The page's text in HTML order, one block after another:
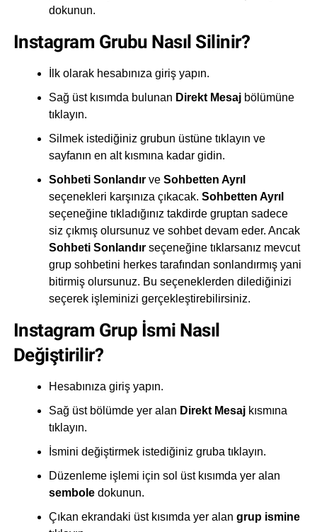
dokunun.
Instagram Grubu Nasıl Silinir?
İlk olarak hesabınıza giriş yapın.
Sağ üst kısımda bulunan Direkt Mesajbölümüne
tıklayın.
Silmek istediğiniz grubun üstüne tıklayın ve
sayfanın en alt kısmına kadar gidin.
Sohbeti Sonlandırve Sohbetten Ayrıl
seçenekleri karşınıza çıkacak. Sohbetten Ayrıl
seçeneğine tıkladığınız takdirde gruptan sadece
siz çıkmış olursunuz ve sohbet devam eder. Ancak
Sohbeti Sonlandırseçeneğine tıklarsanız mevcut
grup sohbetini herkes tarafından sonlandırmış yani
bitirmiş olursunuz. Bu seçeneklerden dilediğinizi
seçerek işleminizi gerçekleştirebilirsiniz.
Instagram Grup İsmi Nasıl
Değiştirilir?
Hesabınıza giriş yapın.
Sağ üst bölümde yer alan Direkt Mesajkısmına
tıklayın.
İsmini değiştirmek istediğiniz gruba tıklayın.
Düzenleme işlemi için sol üst kısımda yer alan
semboledokunun.
Çıkan ekrandaki üst kısımda yer alan grup ismine